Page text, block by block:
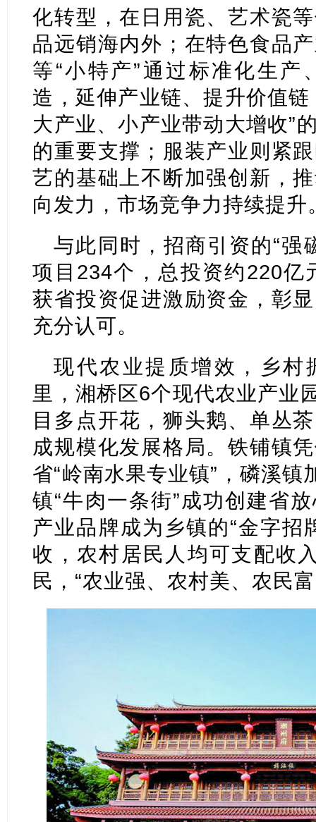
化转型，在日用瓷、艺术瓷
品远销海内外；在特色食品
等“小特产”通过标准化生产
造，延伸产业链、提升价值
大产业、小产业带动大增收”
的重要支撑；服装产业则紧
艺的基础上不断加强创新，
向发力，市场竞争力持续提升
与此同时，招商引资的“强
项目234个，总投资约220亿
获省投资促进激励资金，彰
充分认可。
现代农业提质增效，乡村
里，湘桥区6个现代农业产业
目多点开花，狮头鹅、单丛
成规模化发展格局。铁铺镇
省“岭南水果专业镇”，磷溪镇
镇“牛肉一条街”成功创建省
产业品牌成为乡镇的“金字招
收，农村居民人均可支配收
民，“农业强、农村美、农民